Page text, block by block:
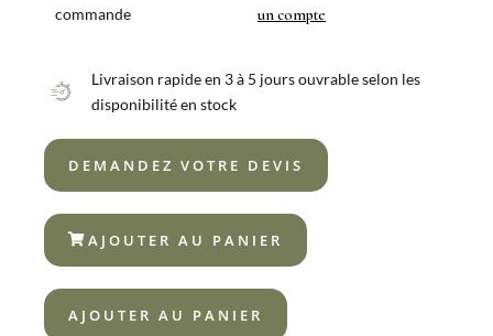
commande
un compte
Livraison rapide en 3 à 5 jours ouvrable selon les
disponibilité en stock
DEMANDEZ VOTRE DEVIS
AJOUTER AU PANIER
AJOUTER AU PANIER